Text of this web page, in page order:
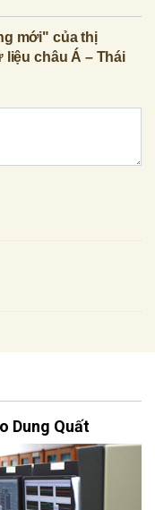
mới" của thị
châu Á – Thái
Dung Quất